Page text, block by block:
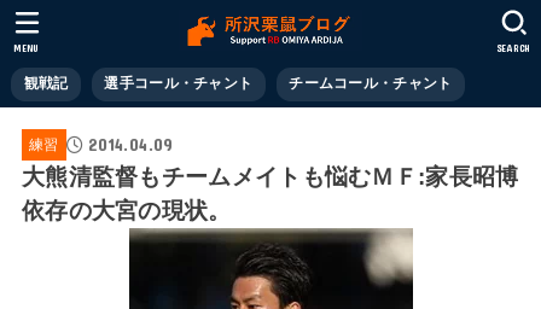
観戦記 選手コール・チャント チームコール・チャント
SEARCH
MENU
練習 2014.04.09
大熊清監督もチームメイトも悩むＭＦ:家長昭博
依存の大宮の現状。